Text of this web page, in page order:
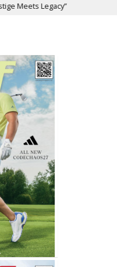
Dấu ấn Nicklaus